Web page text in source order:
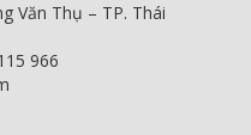
Văn Thụ – TP. Thái
966